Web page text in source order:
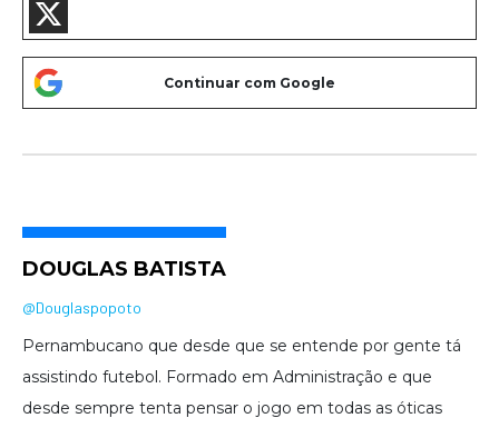
DOUGLAS BATISTA
@Douglaspopoto
Pernambucano que desde que se entende por gente tá
assistindo futebol. Formado em Administração e que
desde sempre tenta pensar o jogo em todas as óticas